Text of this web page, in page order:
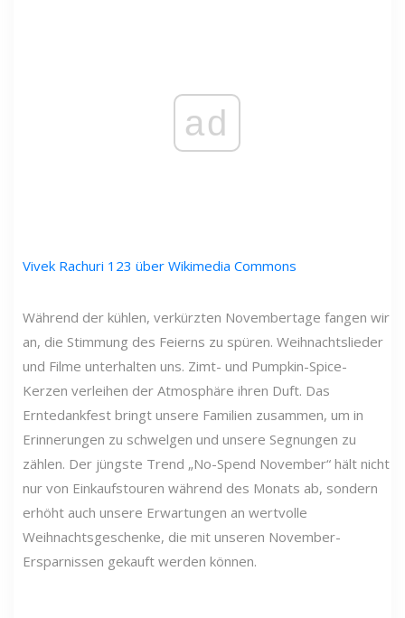
ad
Vivek Rachuri 123 über Wikimedia Commons
Während der kühlen, verkürzten Novembertage fangen wir
an, die Stimmung des Feierns zu spüren. Weihnachtslieder
und Filme unterhalten uns. Zimt- und Pumpkin-Spice-
Kerzen verleihen der Atmosphäre ihren Duft. Das
Erntedankfest bringt unsere Familien zusammen, um in
Erinnerungen zu schwelgen und unsere Segnungen zu
zählen. Der jüngste Trend „No-Spend November“ hält nicht
nur von Einkaufstouren während des Monats ab, sondern
erhöht auch unsere Erwartungen an wertvolle
Weihnachtsgeschenke, die mit unseren November-
Ersparnissen gekauft werden können.